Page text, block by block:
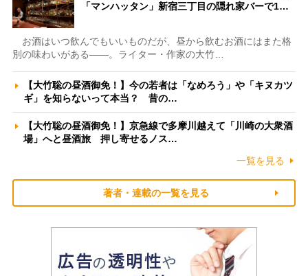
「マンハッタン」新宿三丁目の隠れ家バーで1…
お酒はいつ飲んでもいいものだが、昼から飲むお酒にはまた格
別の味わいがある――。ライター・作家の大竹…
【大竹聡の昼酒御免！】今の若者は「なめろう」や「キヌカツ
ギ」を知らないって本当？ 昔の…
【大竹聡の昼酒御免！】京急線で多摩川越えて「川崎の大衆酒
場」へと昼酒旅 押し寄せるノス…
一覧を見る
著者・連載の一覧を見る